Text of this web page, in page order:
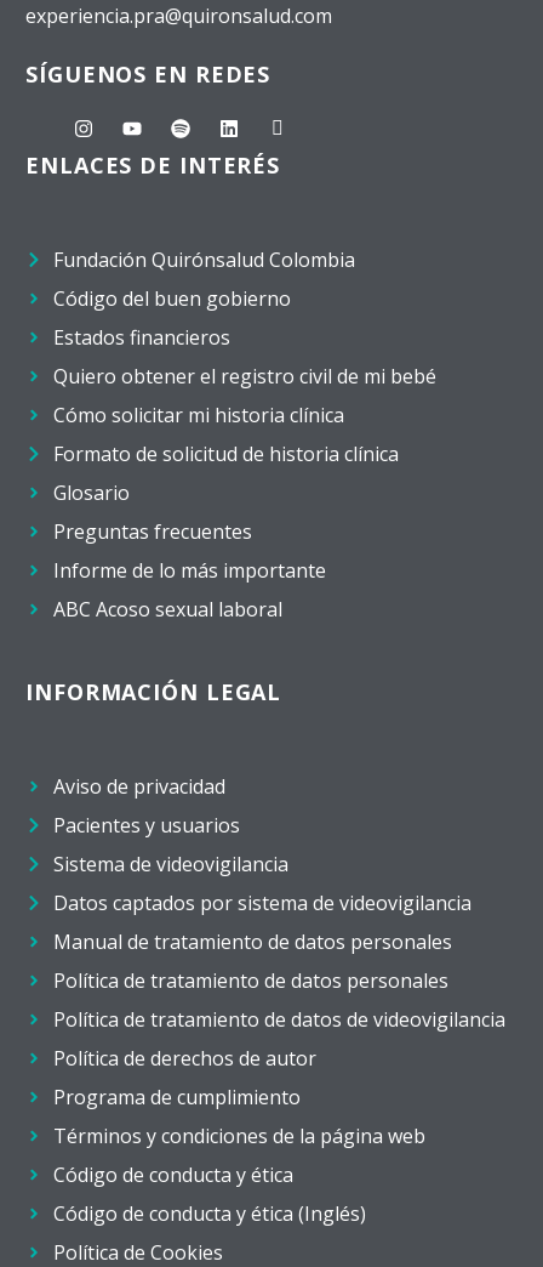
experiencia.pra@quironsalud.com
SÍGUENOS EN REDES
ENLACES DE INTERÉS
Fundación Quirónsalud Colombia
Código del buen gobierno
Estados financieros
Quiero obtener el registro civil de mi bebé
Cómo solicitar mi historia clínica
Formato de solicitud de historia clínica
Glosario
Preguntas frecuentes
Informe de lo más importante
ABC Acoso sexual laboral
INFORMACIÓN LEGAL
Aviso de privacidad
Pacientes y usuarios
Sistema de videovigilancia
Datos captados por sistema de videovigilancia
Manual de tratamiento de datos personales
Política de tratamiento de datos personales
Política de tratamiento de datos de videovigilancia
Política de derechos de autor
Programa de cumplimiento
Términos y condiciones de la página web
Código de conducta y ética
Código de conducta y ética (Inglés)
Política de Cookies